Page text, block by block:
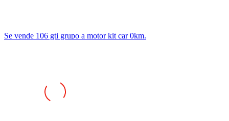
Se vende 106 gti grupo a motor kit car 0km.